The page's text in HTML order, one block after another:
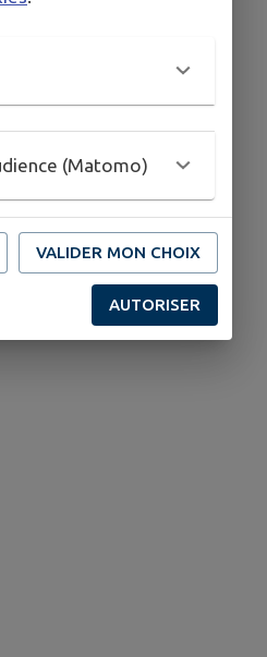
(Matomo)
VALIDER MON CHOIX
AUTORISER